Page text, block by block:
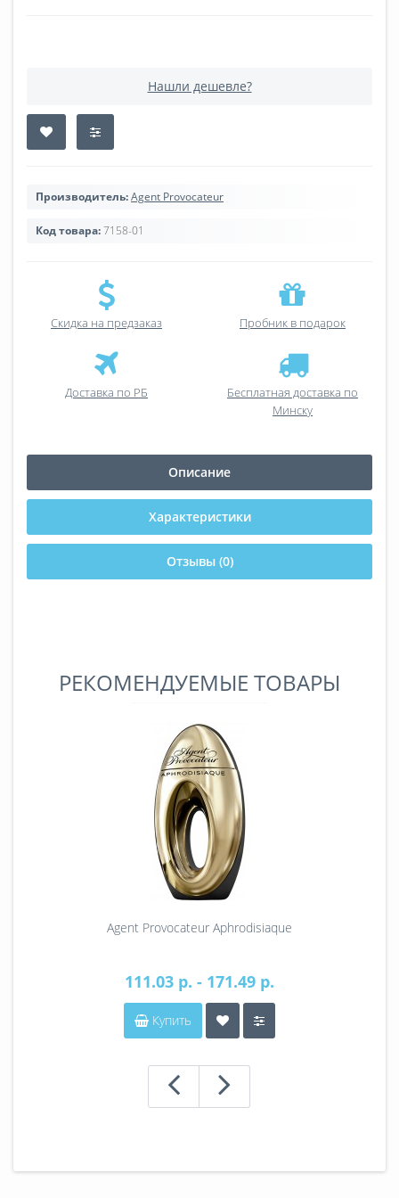
Нашли дешевле?
Производитель:Agent Provocateur
Код товара:7158-01
Скидка на предзаказ Пробник в подарок
Доставка по РБ
Бесплатная доставка по
Минску
Описание
Характеристики
Отзывы (0)
РЕКОМЕНДУЕМЫЕ ТОВАРЫ
Agent Provocateur Aphrodisiaque
111.03 р. - 171.49 р.
Купить